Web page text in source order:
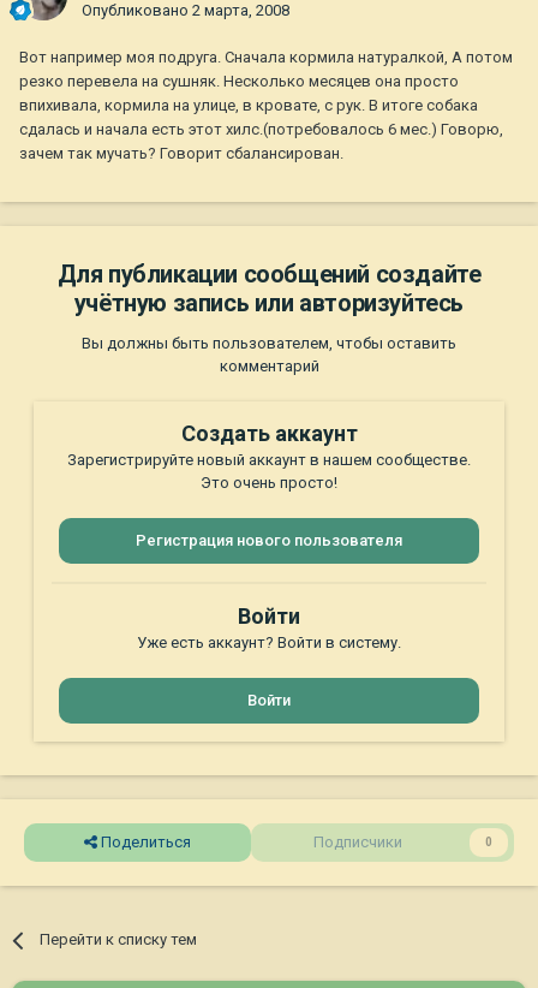
Опубликовано 2 марта, 2008
Вот например моя подруга. Сначала кормила натуралкой, А потом
резко перевела на сушняк. Несколько месяцев она просто
впихивала, кормила на улице, в кровате, с рук. В итоге собака
сдалась и начала есть этот хилс.(потребовалось 6 мес.) Говорю,
зачем так мучать? Говорит сбалансирован.
Для публикации сообщений создайте
учётную запись или авторизуйтесь
Вы должны быть пользователем, чтобы оставить
комментарий
Создать аккаунт
Зарегистрируйте новый аккаунт в нашем сообществе.
Это очень просто!
Регистрация нового пользователя
Войти
Уже есть аккаунт? Войти в систему.
Войти
Поделиться Подписчики 0
Перейти к списку тем